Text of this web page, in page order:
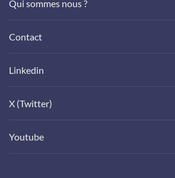
Qui sommes nous ?
Contact
Linkedin
X (Twitter)
Youtube